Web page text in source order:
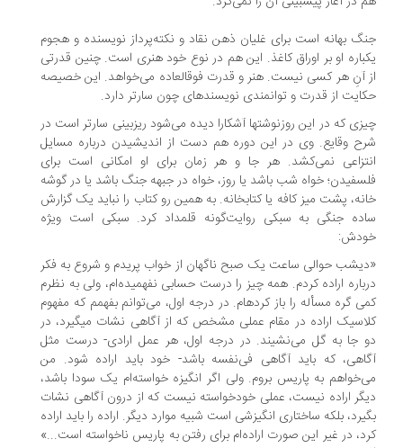
بهانه است برای غلیان ذهن نقاد و نکته‌­پرداز نویسنده و هجوم
او بر اوراق کاغذ. این هم در نوع خود هنری است. چنین قدرتی
آنِ هر کسی نیست.‌ هنر و قدرت فوق­العاده می­‌خواهد. این خصیصه
از قدرت و توانمندی نویسنده­ای چون سارتر دارد.
که در این روزنوشت­ها آشکارا دیده می‌شود ریزبینی سارتر است در
وقایع. وی در این دوره هم دست از اندیشیدن درباره مسایل
نمی‌­کشد. هر جا و هر زمان برای او امکانی است برای
خواه شب باشد یا روز، خواه در جبهه جنگ باشد یا در گوشه
پشت میز کافه یا کتابخانه. به همین رو کتاب را نباید یک گزارش
جنگی به سبکی روایت‌­گونه قلمداد کرد. سبکی است ویژه
حوالی ساعت یک صبح ناگهان از خواب پریدم و شروع به فکر
اراده کردم. همه چیز را درست حسابی نفهمیده‌­ام، ولی به نظرم
گره مسأله را باز کرده­ام. در درجه اول، می‌توانم بفهمم که مفهوم
اراده در مقام عملی مشخص که از آگاهی نشات می­گیرد، در
جا به گل می‌نشیند. در درجه اول، هر عمل ارادی- درست مثل
که باید آگاهی فی‌­نفسه باشد- خود باید اراده شود. من
به پاریس بروم. ولی اگر انگیزه خواسته­‌ام یک سودا باشد،
اراده نیست، عملی خودخواسته نیست که از درون آگاهی نشات
بلکه ساختاری انگیزشی است شبیه موارد دیگر. اراده را باید اراده
در غیر این صورت اراده‌­ام برای رفتن به پاریس ناخواسته است...»